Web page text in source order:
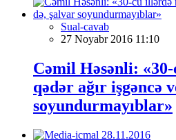
Sual-cavab
27 Noyabr 2016 11:10
Cəmil Həsənli:
qədər ağır işgəncə
soyundurmayıblar»